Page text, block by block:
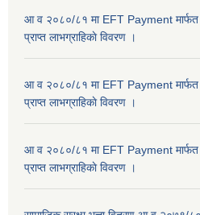
आ व २०८०/८१ मा EFT Payment मार्फत
प्राप्त लाभग्राहिकाे विवरण ।
आ व २०८०/८१ मा EFT Payment मार्फत
प्राप्त लाभग्राहिकाे विवरण ।
आ व २०८०/८१ मा EFT Payment मार्फत
प्राप्त लाभग्राहिकाे विवरण ।